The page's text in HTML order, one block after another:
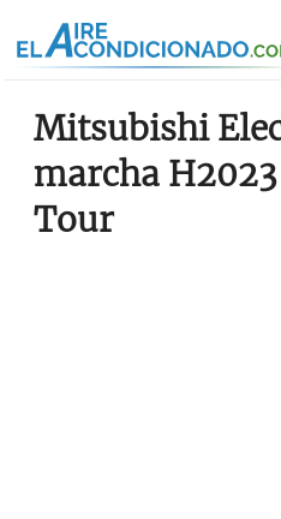
Mitsubishi
marcha
Tour